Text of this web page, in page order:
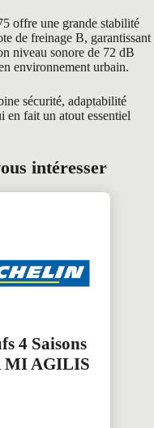
offre une grande stabilité
de freinage B, garantissant
niveau sonore de 72 dB
environnement urbain.
sécurité, adaptabilité
en fait un atout essentiel
intéresser
4 Saisons
MI AGILIS